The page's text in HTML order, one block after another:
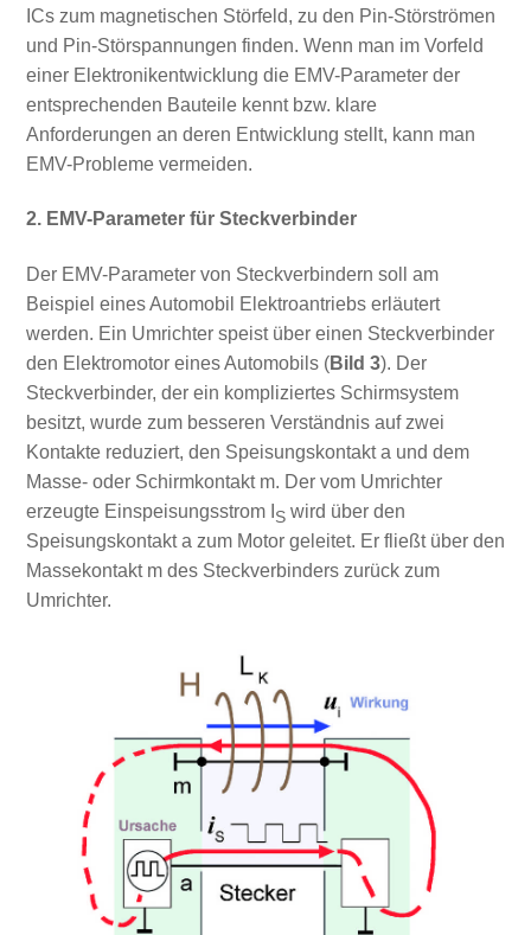
ICs zum magnetischen Störfeld, zu den Pin-Störströmen
und Pin-Störspannungen finden. Wenn man im Vorfeld
einer Elektronikentwicklung die EMV-Parameter der
entsprechenden Bauteile kennt bzw. klare
Anforderungen an deren Entwicklung stellt, kann man
EMV-Probleme vermeiden.
2. EMV-Parameter für Steckverbinder
Der EMV-Parameter von Steckverbindern soll am
Beispiel eines Automobil Elektroantriebs erläutert
werden. Ein Umrichter speist über einen Steckverbinder
den Elektromotor eines Automobils (Bild 3). Der
Steckverbinder, der ein kompliziertes Schirmsystem
besitzt, wurde zum besseren Verständnis auf zwei
Kontakte reduziert, den Speisungskontakt a und dem
Masse- oder Schirmkontakt m. Der vom Umrichter
erzeugte Einspeisungsstrom I Swird über den
Speisungskontakt a zum Motor geleitet. Er fließt über den
Massekontakt m des Steckverbinders zurück zum
Umrichter.